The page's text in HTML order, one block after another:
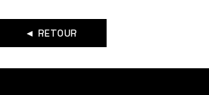
◄ RETOUR